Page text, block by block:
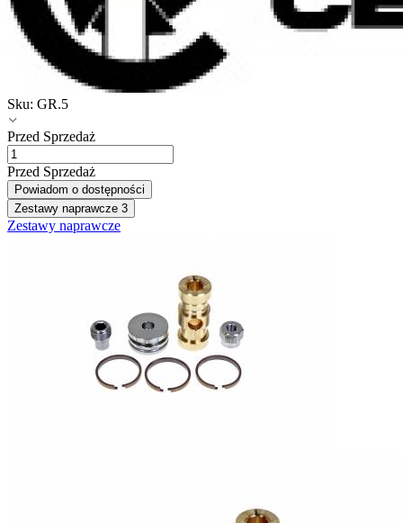
Sku: GR.5
Przed Sprzedaż
Przed Sprzedaż
Powiadom o dostępności
Zestawy naprawcze 3
Zestawy naprawcze